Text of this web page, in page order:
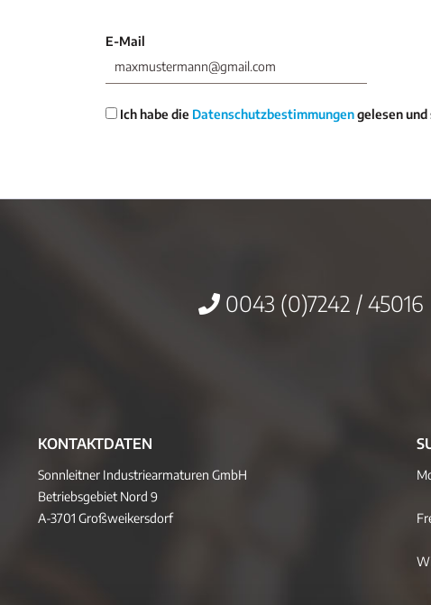
E-Mail
Ich habe die Datenschutzbestimmungengelesen und
0043 (0)7242 / 45016
KONTAKTDATEN
Sonnleitner Industriearmaturen GmbH
Betriebsgebiet Nord 9
A-3701 Großweikersdorf